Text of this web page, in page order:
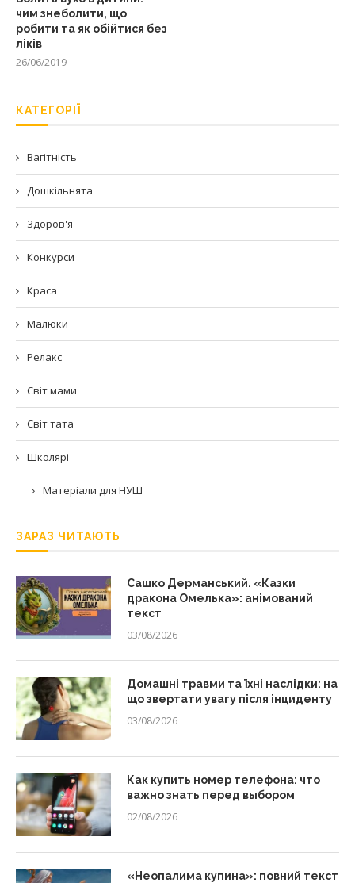
чим знеболити, що
робити та як обійтися без
ліків
26/06/2019
КАТЕГОРІЇ
Вагітність
Дошкільнята
Здоров'я
Конкурси
Краса
Малюки
Релакс
Світ мами
Світ тата
Школярі
Матеріали для НУШ
ЗАРАЗ ЧИТАЮТЬ
Сашко Дерманський. «Казки
дракона Омелька»: анімований
текст
03/08/2026
Домашні травми та їхні наслідки: на
що звертати увагу після інциденту
03/08/2026
Как купить номер телефона: что
важно знать перед выбором
02/08/2026
«Неопалима купина»: повний текст